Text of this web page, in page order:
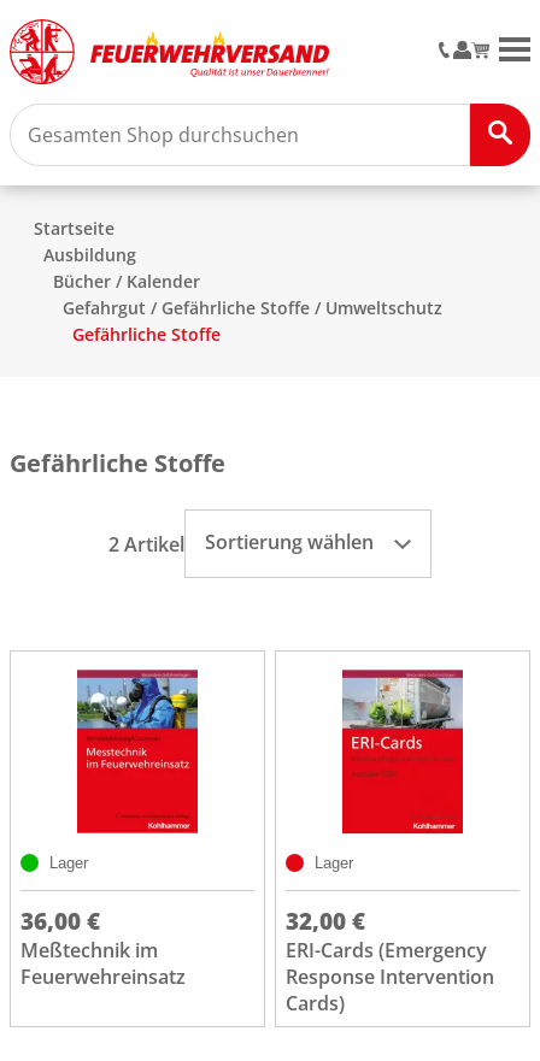
Startseite
Ausbildung
Bücher / Kalender
Gefahrgut / Gefährliche Stoffe / Umweltschutz
Gefährliche Stoffe
Gefährliche Stoffe
2 Artikel Sortierung wählen
Lager
36,00 €
Meßtechnik im
Feuerwehreinsatz
Lager
32,00 €
ERI-Cards (Emergency
Response Intervention
Cards)